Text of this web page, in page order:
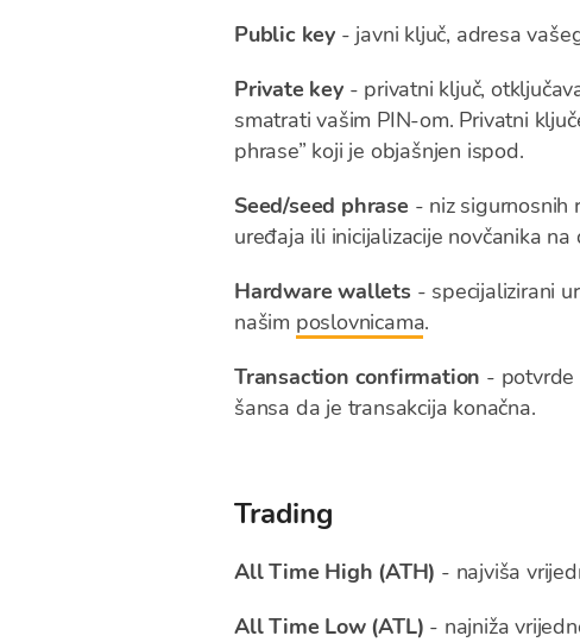
Public key - javni ključ, adresa
Private key- privatni ključ,
smatrati vašim PIN-om. Privatni
phrase” koji je objašnjen ispod.
Seed/seed phrase - niz sigurnosnih
uređaja ili inicijalizacije novčanika
Hardware wallets - specijalizirani
našim poslovnicama.
Transaction confirmation - potvrde
šansa da je transakcija konačna.
Trading
All Time High (ATH) - najviša
All Time Low (ATL) - najniža